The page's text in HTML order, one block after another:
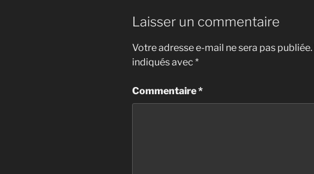
Laisser un commentaire
Votre adresse e-mail ne sera pas publiée.
indiqués avec *
Commentaire*